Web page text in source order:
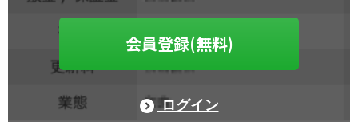
会員登録(無料)
ログイン